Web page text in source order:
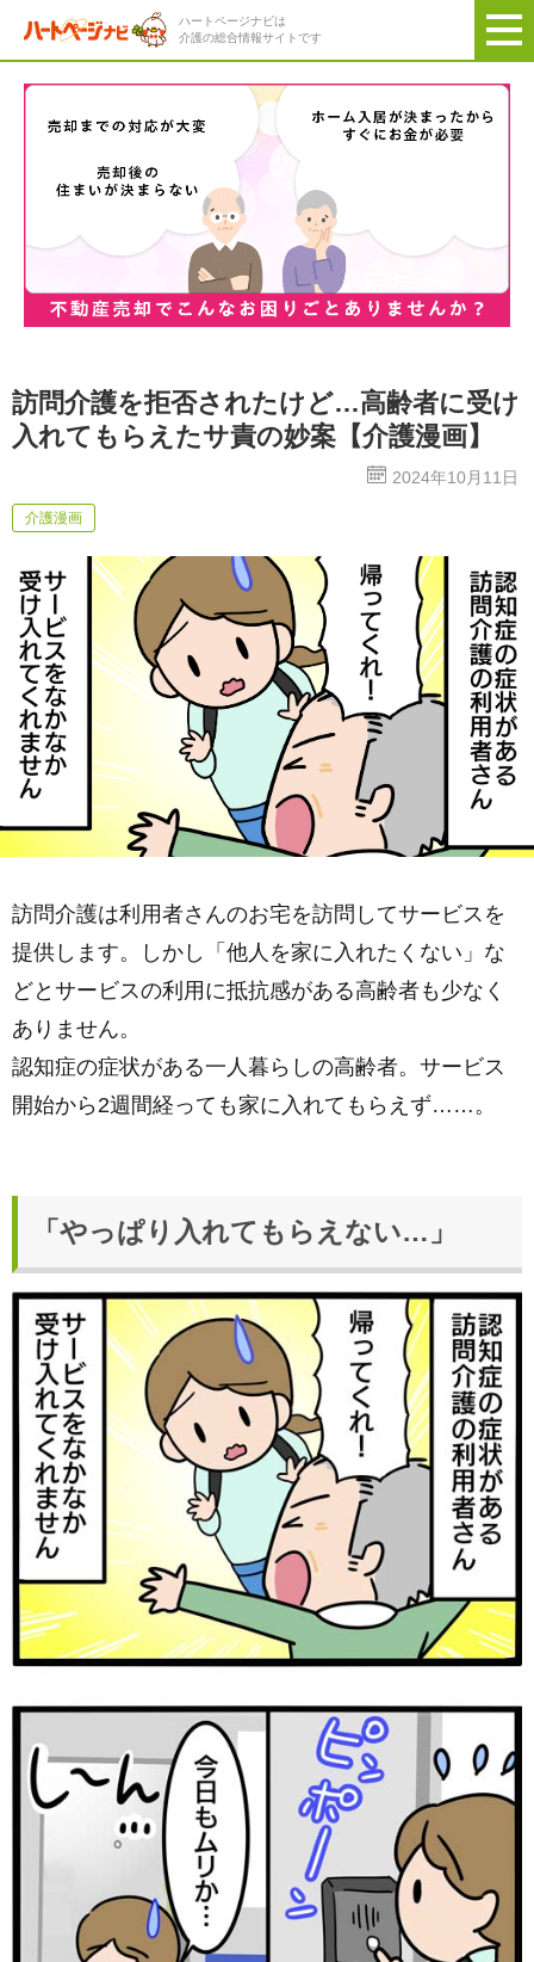
ハートページナビは
介護の総合情報サイトです
訪問介護を拒否されたけど…高齢者に受け
入れてもらえたサ責の妙案【介護漫画】
2024年10月11日
介護漫画
訪問介護は利用者さんのお宅を訪問してサービスを
提供します。しかし「他人を家に入れたくない」な
どとサービスの利用に抵抗感がある高齢者も少なく
ありません。
認知症の症状がある一人暮らしの高齢者。サービス
開始から2週間経っても家に入れてもらえず……。
「やっぱり入れてもらえない…」